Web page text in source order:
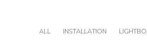
ALL INSTALLATION